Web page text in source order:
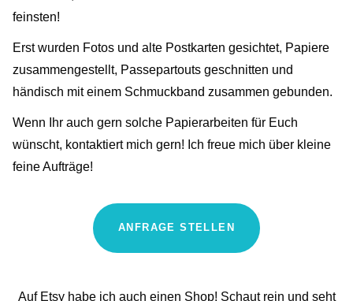
feinsten!
Erst wurden Fotos und alte Postkarten gesichtet, Papiere
zusammengestellt, Passepartouts geschnitten und
händisch mit einem Schmuckband zusammen gebunden.
Wenn Ihr auch gern solche Papierarbeiten für Euch
wünscht, kontaktiert mich gern! Ich freue mich über kleine
feine Aufträge!
ANFRAGE STELLEN
Auf Etsy habe ich auch einen Shop! Schaut rein und seht